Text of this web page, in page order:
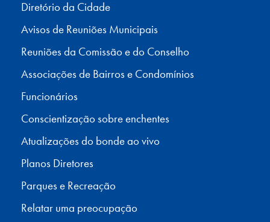
Diretório da Cidade
Avisos de Reuniões Municipais
Reuniões da Comissão e do Conselho
Associações de Bairros e Condomínios
Funcionários
Conscientização sobre enchentes
Atualizações do bonde ao vivo
Planos Diretores
Parques e Recreação
Relatar uma preocupação